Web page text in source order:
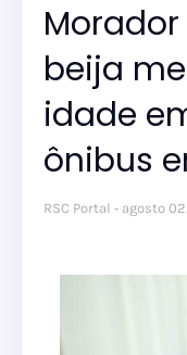
beija
idade
ônibus
RSC Portal agosto